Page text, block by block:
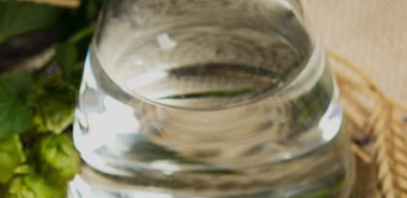
വൃക്കകളെ സഹായിക്കുന്നു.
Image credits: Social Media